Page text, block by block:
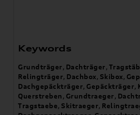
Keywords
Grundträger, Dachträger,
Relingträger, Dachbox, Skibox,
Dachgepäckträger, Gepäckträger,
Querstreben, Grundtraeger,
Tragstaebe, Skitraeger,